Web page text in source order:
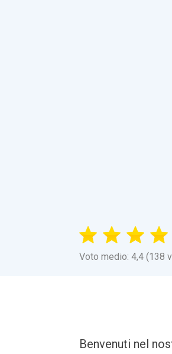
Voto medio: 4,4 (138
Benvenuti nel